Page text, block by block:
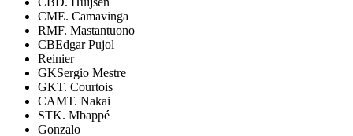
CME. Camavinga
RMF. Mastantuono
CBEdgar Pujol
Reinier
GKSergio Mestre
GKT. Courtois
CAMT. Nakai
STK. Mbappé
Gonzalo